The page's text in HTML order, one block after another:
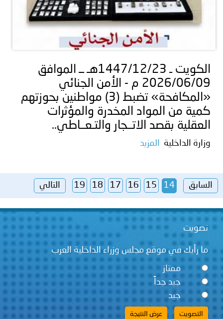
الكويت ـ 1447/12/23هـ ــ الموافق
2026/06/09 م - الأمن الجنائي
«المكافحة» تضبط (3) مواطنين بحوزتهم
كمية من المواد المخدرة والمؤثرات
العقلية بقصد الاتــجار والتـعــاطي..
وزارة الداخلية المزيد
السابق 14
15
16
17
18
19 التالي
تصويت
ما رأيك في موقع مجلس وزراء الداخلية العرب
ممتاز
جيد جداً
جيد